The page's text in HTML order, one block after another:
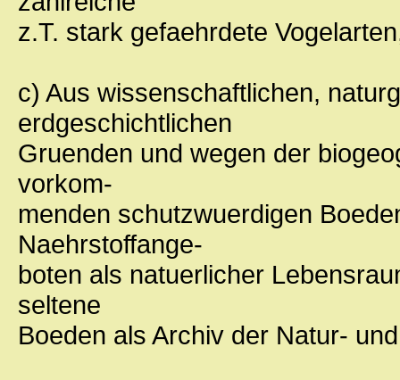
z.T. stark gefaehrdete
c) Aus wissenschaftlichen,
erdgeschichtlichen
Gruenden und wegen der
vorkom-
menden schutzwuerdigen
Naehrstoffange-
boten als natuerlicher
seltene
Boeden als Archiv der Natur-